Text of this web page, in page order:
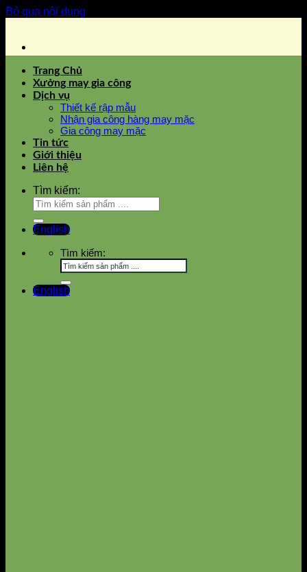
Bỏ qua nội dung
Trang Chủ
Xưởng may gia công
Dịch vụ
Thiết kế rập mẫu
Nhận gia công hàng may mặc
Gia công may mặc
Tin tức
Giới thiệu
Liên hệ
Tìm kiếm:
English
Tìm kiếm:
English